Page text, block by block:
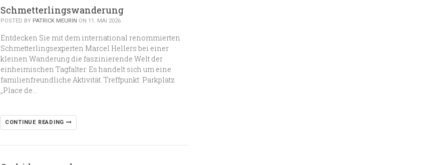
Schmetterlingswanderung
POSTED BY PATRICK MEURIN ON 11. MAI 2026
Entdecken Sie mit dem international renommierten
Schmetterlingsexperten Marcel Hellers bei einer
kleinen Wanderung die faszinierende Welt der
einheimischen Tagfalter. Es handelt sich um eine
familienfreundliche Aktivität. Treffpunkt: Parkplatz
„Place de…
CONTINUE READING